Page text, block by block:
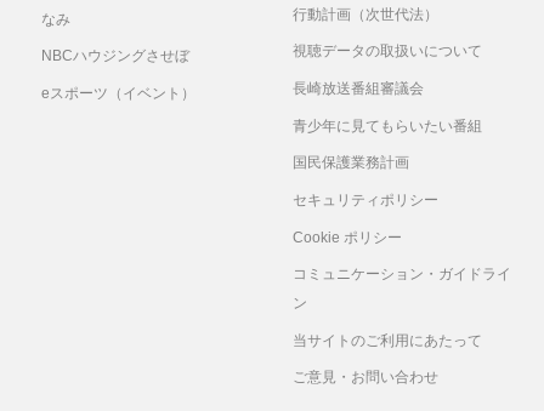
なみ
NBCハウジングさせぼ
eスポーツ（イベント）
行動計画（次世代法）
視聴データの取扱いについて
長崎放送番組審議会
青少年に見てもらいたい番組
国民保護業務計画
セキュリティポリシー
Cookie ポリシー
コミュニケーション・ガイドライ
ン
当サイトのご利用にあたって
ご意見・お問い合わせ